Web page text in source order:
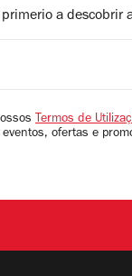
a descobrir
Termos de
ofertas e